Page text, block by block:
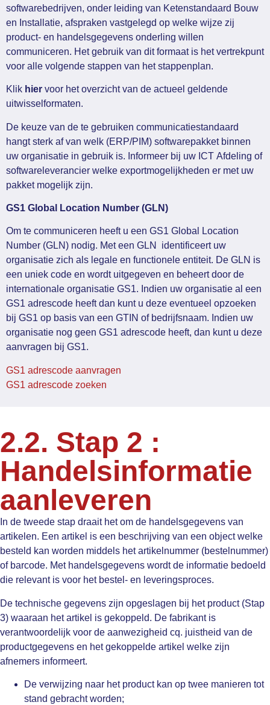
softwarebedrijven, onder leiding van Ketenstandaard Bouw
en Installatie, afspraken vastgelegd op welke wijze zij
product- en handelsgegevens onderling willen
communiceren. Het gebruik van dit formaat is het vertrekpunt
voor alle volgende stappen van het stappenplan.
Klik hier voor het overzicht van de actueel geldende
uitwisselformaten.
De keuze van de te gebruiken communicatiestandaard
hangt sterk af van welk (ERP/PIM) softwarepakket binnen
uw organisatie in gebruik is. Informeer bij uw ICT Afdeling of
softwareleverancier welke exportmogelijkheden er met uw
pakket mogelijk zijn.
GS1 Global Location Number (GLN)
Om te communiceren heeft u een GS1 Global Location
Number (GLN) nodig. Met een GLN identificeert uw
organisatie zich als legale en functionele entiteit. De GLN is
een uniek code en wordt uitgegeven en beheert door de
internationale organisatie GS1. Indien uw organisatie al een
GS1 adrescode heeft dan kunt u deze eventueel opzoeken
bij GS1 op basis van een GTIN of bedrijfsnaam. Indien uw
organisatie nog geen GS1 adrescode heeft, dan kunt u deze
aanvragen bij GS1.
GS1 adrescode aanvragen
GS1 adrescode zoeken
2.2. Stap 2 :
Handelsinformatie
aanleveren
In de tweede stap draait het om de handelsgegevens van
artikelen. Een artikel is een beschrijving van een object welke
besteld kan worden middels het artikelnummer (bestelnummer)
of barcode. Met handelsgegevens wordt de informatie bedoeld
die relevant is voor het bestel- en leveringsproces.
De technische gegevens zijn opgeslagen bij het product (Stap
3) waaraan het artikel is gekoppeld. De fabrikant is
verantwoordelijk voor de aanwezigheid cq. juistheid van de
productgegevens en het gekoppelde artikel welke zijn
afnemers informeert.
De verwijzing naar het product kan op twee manieren tot
stand gebracht worden;